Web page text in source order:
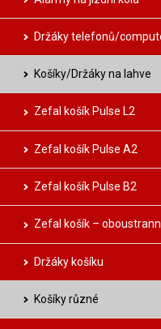
Držáky telefonů/
Košíky/Držáky na lahve
Zefal košík Pulse L2
Zefal košík Pulse A2
Zefal košík Pulse B2
Zefal košík –
Držáky košíku
Košíky různé